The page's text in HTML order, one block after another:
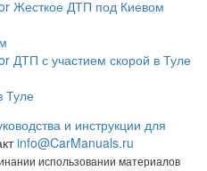
Туле
и инструкции для
info@CarManuals.ru
использовании материалов